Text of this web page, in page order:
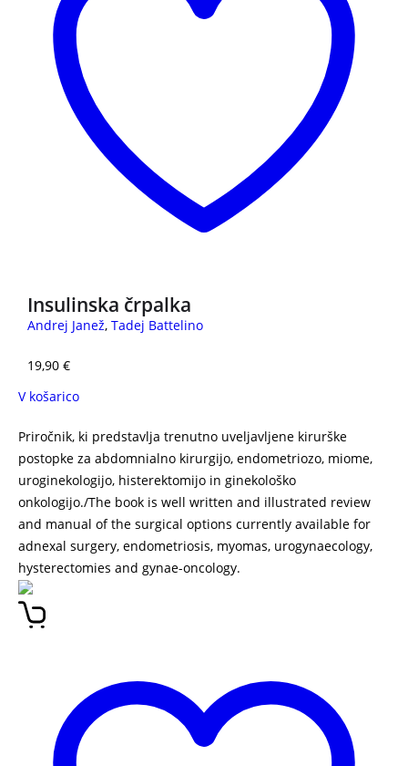
Insulinska črpalka
Andrej Janež, Tadej Battelino
19,90 €
V košarico
Priročnik, ki predstavlja trenutno uveljavljene kirurške
postopke za abdomnialno kirurgijo, endometriozo, miome,
uroginekologijo, histerektomijo in ginekološko
onkologijo./The book is well written and illustrated review
and manual of the surgical options currently available for
adnexal surgery, endometriosis, myomas, urogynaecology,
hysterectomies and gynae-oncology.